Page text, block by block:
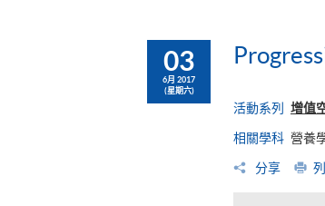
03
6月 2017
(星期六)
活動系列 增值
相關學科 營養
分享